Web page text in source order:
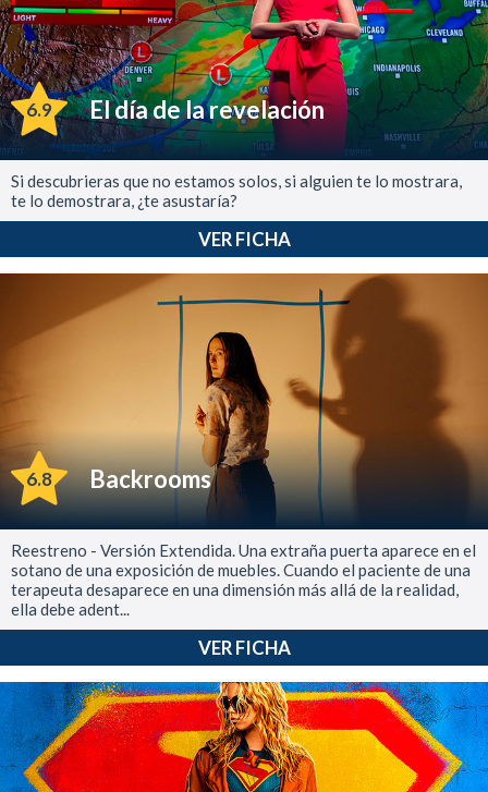
6.9 El día de la revelación
Si descubrieras que no estamos solos, si alguien te lo mostrara,
te lo demostrara, ¿te asustaría?
VER FICHA
6.8 Backrooms
Reestreno - Versión Extendida. Una extraña puerta aparece en el
sotano de una exposición de muebles. Cuando el paciente de una
terapeuta desaparece en una dimensión más allá de la realidad,
ella debe adent...
VER FICHA